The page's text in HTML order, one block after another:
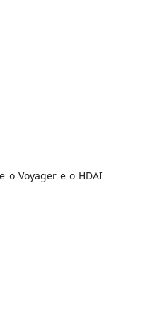
o Voyager e o HDAI